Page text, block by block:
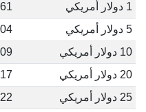
1 دولار أمريكي
5 دولار أمريكي
10 دولار أمريكي
20 دولار أمريكي
25 دولار أمريكي